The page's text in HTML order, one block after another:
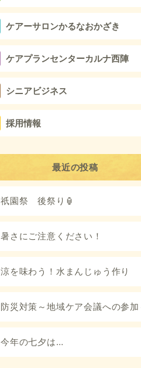
ケアーサロンかるなおかざき
ケアプランセンターカルナ西陣
シニアビジネス
採用情報
最近の投稿
祇園祭 後祭り🏮
暑さにご注意ください！
涼を味わう！水まんじゅう作り
防災対策～地域ケア会議への参加
今年の七夕は…